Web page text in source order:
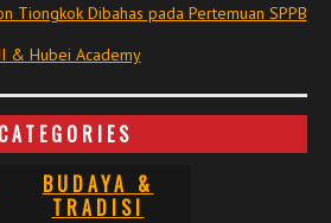
Tiongkok Dibahas pada Pertemuan SPPB
& Hubei Academy
CATEGORIES
BUDAYA &
TRADISI